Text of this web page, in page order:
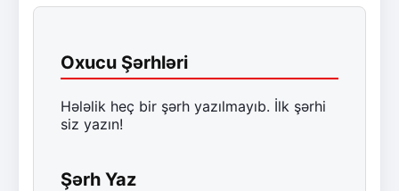
Oxucu Şərhləri
Hələlik heç bir şərh yazılmayıb. İlk şərhi
siz yazın!
Şərh Yaz